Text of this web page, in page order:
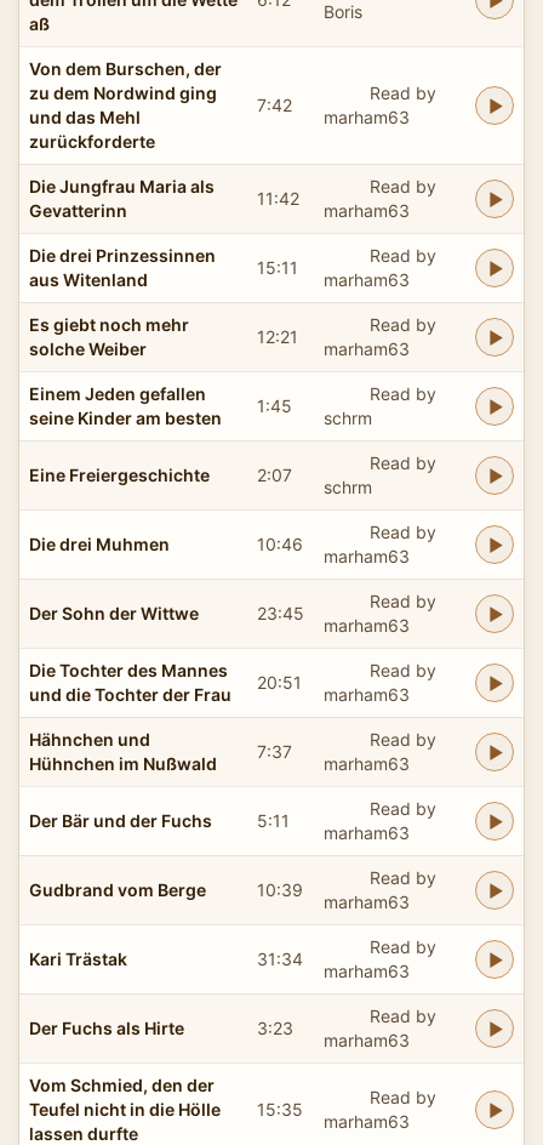
aß
Boris
Von dem Burschen, der
zu dem Nordwind ging
und das Mehl
zurückforderte
7:42
Read by
marham63
Die Jungfrau Maria als
Gevatterinn
11:42
Read by
marham63
Die drei Prinzessinnen
aus Witenland
15:11
Read by
marham63
Es giebt noch mehr
solche Weiber
12:21
Read by
marham63
Einem Jeden gefallen
seine Kinder am besten
1:45
Read by
schrm
Eine Freiergeschichte 2:07
Read by
schrm
Die drei Muhmen 10:46
Read by
marham63
Der Sohn der Wittwe 23:45
Read by
marham63
Die Tochter des Mannes
und die Tochter der Frau
20:51
Read by
marham63
Hähnchen und
Hühnchen im Nußwald
7:37
Read by
marham63
Der Bär und der Fuchs 5:11
Read by
marham63
Gudbrand vom Berge 10:39
Read by
marham63
Kari Trästak 31:34
Read by
marham63
Der Fuchs als Hirte 3:23
Read by
marham63
Vom Schmied, den der
Teufel nicht in die Hölle
lassen durfte
15:35
Read by
marham63